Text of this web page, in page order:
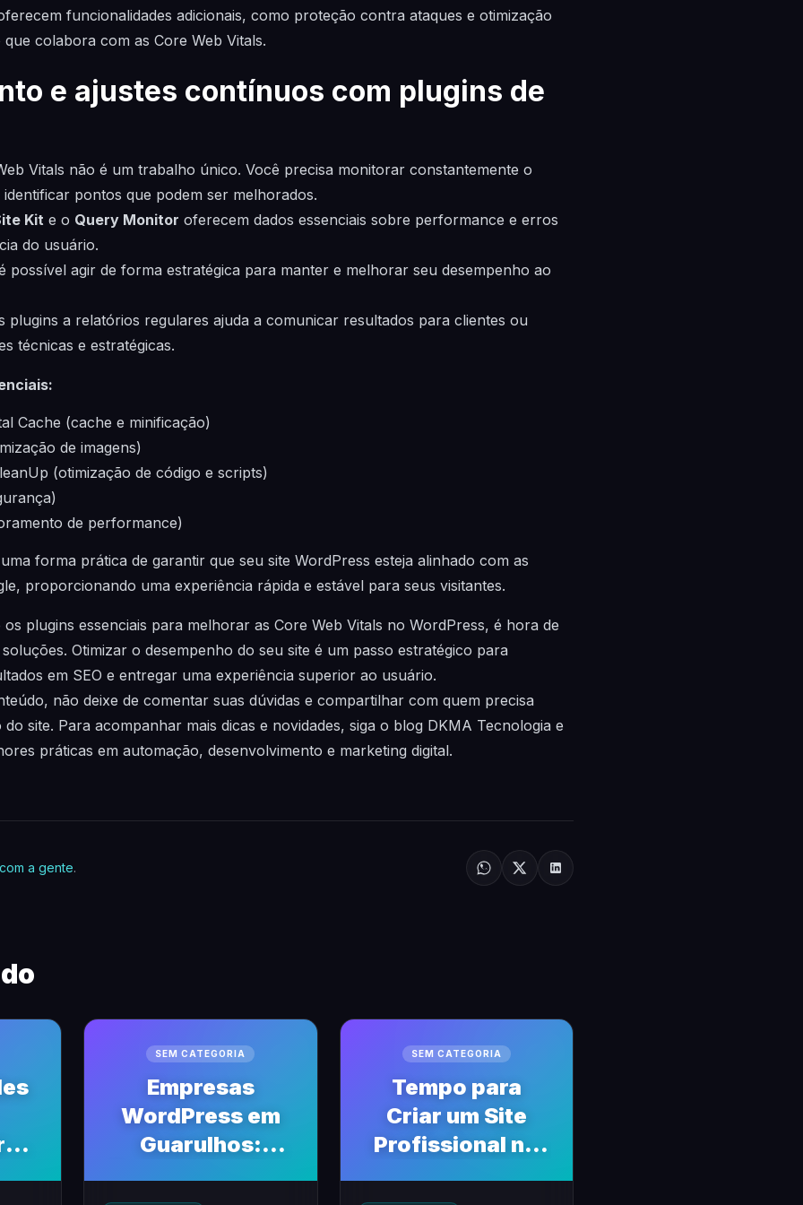
funcionalidades adicionais, como proteção contra ataques e otimização
colabora com as Core Web Vitals.
e ajustes contínuos com plugins de
Vitals não é um trabalho único. Você precisa monitorar constantemente o
pontos que podem ser melhorados.
Kit e o Query Monitor oferecem dados essenciais sobre performance e erros
do usuário.
possível agir de forma estratégica para manter e melhorar seu desempenho ao
plugins a relatórios regulares ajuda a comunicar resultados para clientes ou
técnicas e estratégicas.
Cache (cache e minificação)
de imagens)
(otimização de código e scripts)
de performance)
forma prática de garantir que seu site WordPress esteja alinhado com as
proporcionando uma experiência rápida e estável para seus visitantes.
plugins essenciais para melhorar as Core Web Vitals no WordPress, é hora de
Otimizar o desempenho do seu site é um passo estratégico para
em SEO e entregar uma experiência superior ao usuário.
não deixe de comentar suas dúvidas e compartilhar com quem precisa
site. Para acompanhar mais dicas e novidades, siga o blog DKMA Tecnologia e
práticas em automação, desenvolvimento e marketing digital.
a gente.
SEM CATEGORIA
Empresas
WordPress em
Guarulhos:
SEM CATEGORIA
Tempo para
Criar um Site
Profissional no